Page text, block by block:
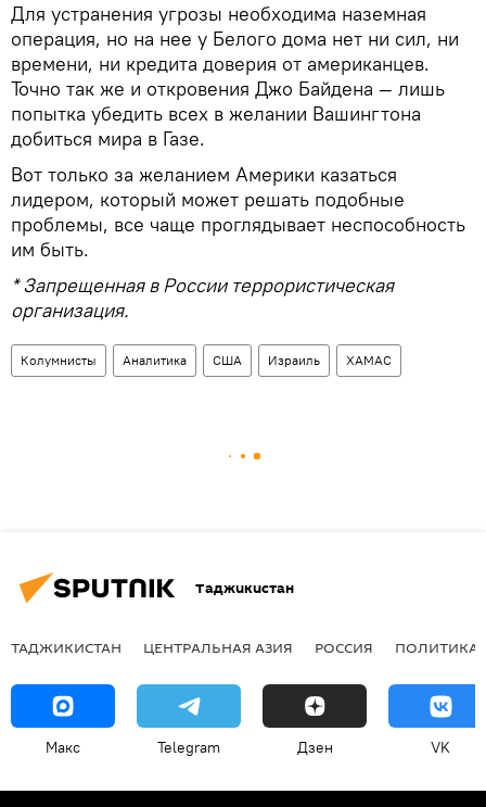
Для устранения угрозы необходима наземная
операция, но на нее у Белого дома нет ни сил, ни
времени, ни кредита доверия от американцев.
Точно так же и откровения Джо Байдена — лишь
попытка убедить всех в желании Вашингтона
добиться мира в Газе.
Вот только за желанием Америки казаться
лидером, который может решать подобные
проблемы, все чаще проглядывает неспособность
им быть.
* Запрещенная в России террористическая
организация.
Колумнисты Аналитика США Израиль ХАМАС
Таджикистан
ТАДЖИКИСТАН ЦЕНТРАЛЬНАЯ АЗИЯ РОССИЯ ПОЛИТИКА
Макс Telegram Дзен VK